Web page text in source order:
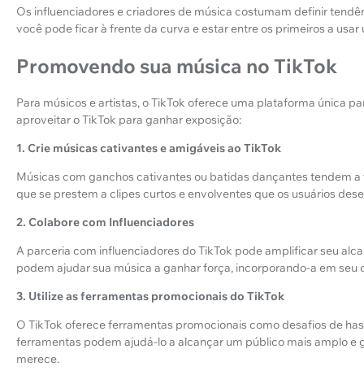
Os influenciadores e criadores de música costumam definir
você pode ficar à frente da curva e estar entre os primeiros a
Promovendo sua música no TikTok
Para músicos e artistas, o TikTok oferece uma plataforma única
aproveitar o TikTok para ganhar exposição:
1. Crie músicas cativantes e amigáveis ao TikTok
Músicas com ganchos cativantes ou batidas dançantes tendem
que se prestem a clipes curtos e envolventes que os usuários
2. Colabore com Influenciadores
A parceria com influenciadores do TikTok pode amplificar seu
podem ajudar sua música a ganhar força, incorporando-a em
3. Utilize as ferramentas promocionais do TikTok
O TikTok oferece ferramentas promocionais como desafios de
ferramentas podem ajudá-lo a alcançar um público mais amplo e
merece.